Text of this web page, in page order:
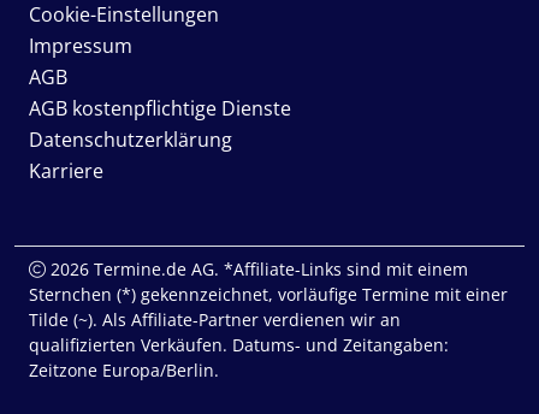
Cookie-Einstellungen
Impressum
AGB
AGB kostenpflichtige Dienste
Datenschutzerklärung
Karriere
2026 Termine.de AG. *Affiliate-Links sind mit einem
Sternchen (*) gekennzeichnet, vorläufige Termine mit einer
Tilde (~). Als Affiliate-Partner verdienen wir an
qualifizierten Verkäufen. Datums- und Zeitangaben:
Zeitzone Europa/Berlin.